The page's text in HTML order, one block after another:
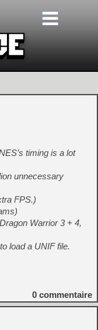
timing is a lot
unnecessary
FPS.)
Warrior 3 + 4,
load a UNIF file.
0 commentaire